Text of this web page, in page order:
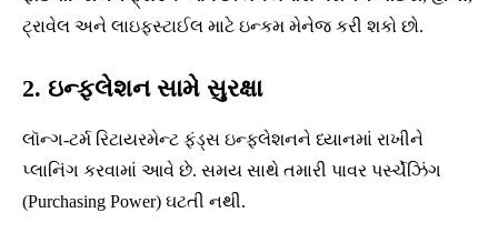
ટ્રાવેલ અને લાઇફસ્ટાઈલ માટે ઇન્કમ મેનેજ કરી શકો છો.
2. ઇન્ફ્લેશન સામે સુરક્ષા
લૉન્ગ-ટર્મ રિટાયરમેન્ટ ફંડ્સ ઇન્ફ્લેશનને ધ્યાનમાં રાખીને
પ્લાનિંગ કરવામાં આવે છે. સમય સાથે તમારી પાવર પર્સ્ચેઝિંગ
(Purchasing Power) ઘટતી નથી.